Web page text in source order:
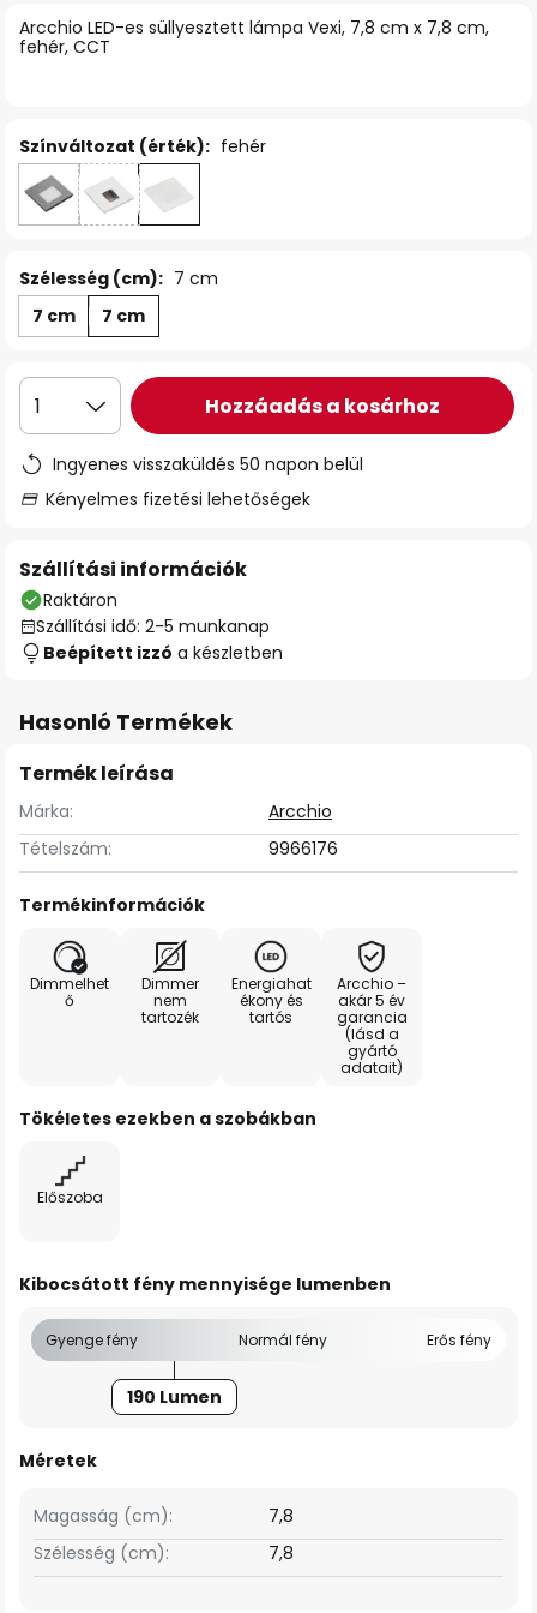
Arcchio LED-es süllyesztett lámpa Vexi, 7,8 cm x 7,8 cm,
fehér, CCT
Színváltozat (érték): fehér
Szélesség (cm): 7 cm
7 cm
7 cm
1 Hozzáadás a kosárhoz
Ingyenes visszaküldés 50 napon belül
Kényelmes fizetési lehetőségek
Szállítási információk
Raktáron
Szállítási idő: 2-5 munkanap
Beépített izzó a készletben
Hasonló Termékek
Termék leírása
Márka:
Arcchio
Tételszám:
9966176
Termékinformációk
Dimmelhet
ő
Dimmer
nem
tartozék
Energiahat
ékony és
tartós
Arcchio –
akár 5 év
garancia
(lásd a
gyártó
adatait)
Tökéletes ezekben a szobákban
Előszoba
Kibocsátott fény mennyisége lumenben
Gyenge fény Normál fény Erős fény
190 Lumen
Méretek
Szélesség (cm): 7,8
Magasság (cm): 7,8